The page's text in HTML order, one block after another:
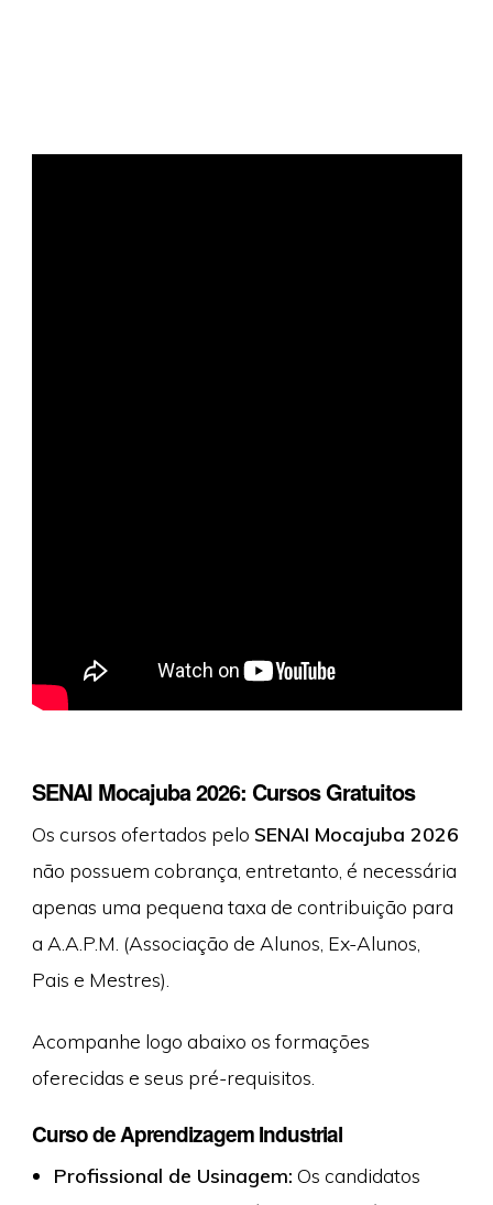
SENAI Mocajuba 2026: Cursos Gratuitos
Os cursos ofertados pelo SENAI Mocajuba 2026
não possuem cobrança, entretanto, é necessária
apenas uma pequena taxa de contribuição para
a A.A.P.M. (Associação de Alunos, Ex-Alunos,
Pais e Mestres).
Acompanhe logo abaixo os formações
oferecidas e seus pré-requisitos.
Curso de Aprendizagem Industrial
Profissional de Usinagem: Os candidatos